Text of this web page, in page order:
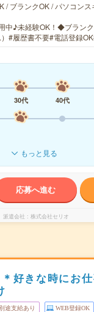
/ ブランクOK / パソコン
中♪未経験OK！◆ブラン
#履歴書不要#電話登録
30代 40代
もっと見る
応募へ進む
派遣会社 株式会社セリオ
好きな時にお
途支給あり WEB登録OK